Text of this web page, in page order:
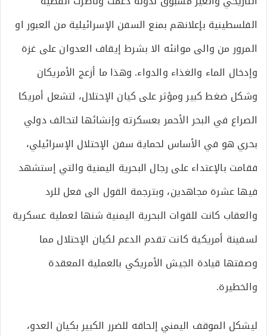
الفلسطينية بإعلانهم بمنع السفن الإسرائيلية من العبور او
المرور من والى موانئه الا بشرط إيقاف العدوان على غزة
وإدخال الماء والغذاء والدواء. وهذا ما أزعج الأمريكان
وشكل ضغط كبير ومؤثر على كيان الإحتلال، لتشعل أمريكا
الصراع في البحر الأحمر بعسكرته وإنشائها لتحالف دولي
بحري هو في الأساس لحماية سفن الإحتلال الإسرائيلي،
فقامت بالإعتداء على رجال البحرية اليمنية والتي إستشهد
فيها عشرة مجاهدين، وبترجمة القول الى فعل للرد
والعقاب كانت للقوات البحرية اليمنية شنها لعملية عسكرية
لسفينة أمريكية كانت تقدم الدعم لكيان الإحتلال مما
وصفتها قيادة الجيش الأمريكي بالعملية المعقدة
والخطيرة.
ليشكل الموقف اليمني إلحاقه للضرر الكبير بكيان العدو،